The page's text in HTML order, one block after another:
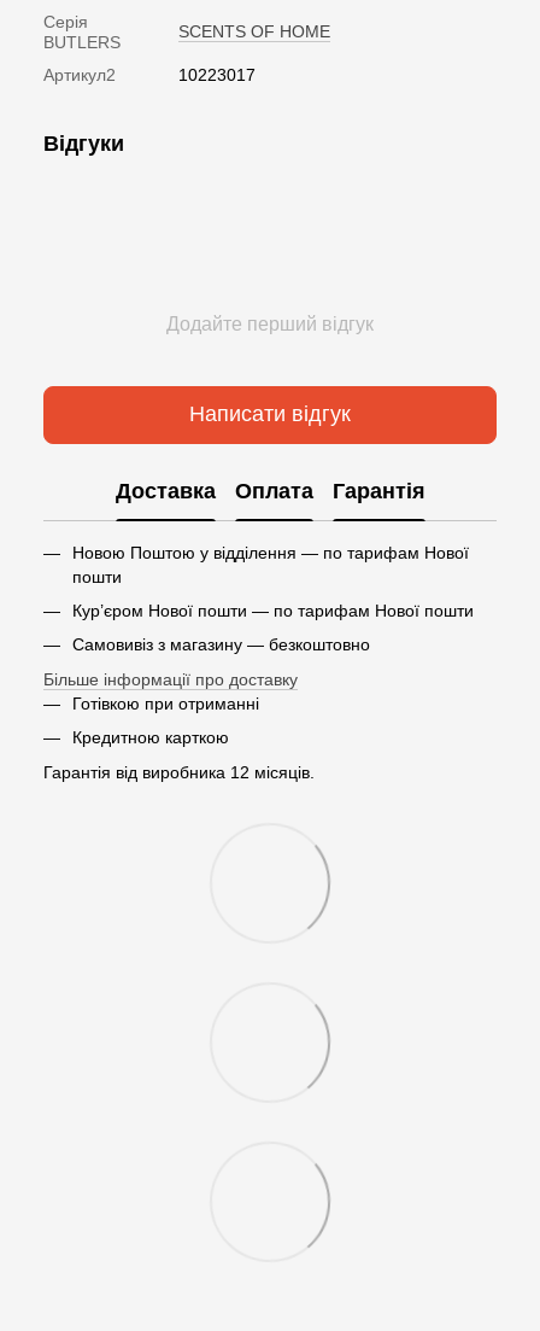
Серія
BUTLERS
SCENTS OF HOME
Артикул2 10223017
Відгуки
Додайте перший відгук
Написати відгук
Доставка Оплата Гарантія
Новою Поштою у відділення — по тарифам Нової
пошти
Кур’єром Нової пошти — по тарифам Нової пошти
Самовивіз з магазину — безкоштовно
Більше інформації про доставку
Готівкою при отриманні
Кредитною карткою
Гарантія від виробника 12 місяців.